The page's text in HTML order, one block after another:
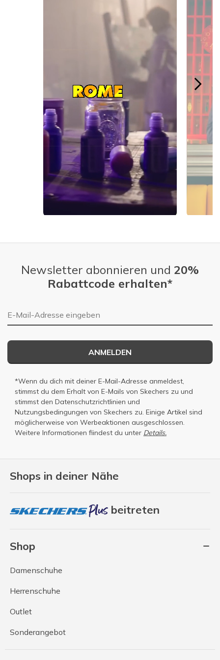
Shops in deiner Nähe
beitreten
Shop
Damenschuhe
Herrenschuhe
Outlet
Sonderangebot
Newsletter abonnieren und 20%
Rabattcode erhalten*
E-Mail-Adresse
ANMELDEN
*Wenn du dich mit deiner E-Mail-Adresse anmeldest,
stimmst du dem Erhalt von E-Mails von Skechers zu und
stimmst den Datenschutzrichtlinien und
Nutzungsbedingungen von Skechers zu. Einige Artikel sind
möglicherweise von Werbeaktionen ausgeschlossen.
Weitere Informationen fiindest du unter Details.